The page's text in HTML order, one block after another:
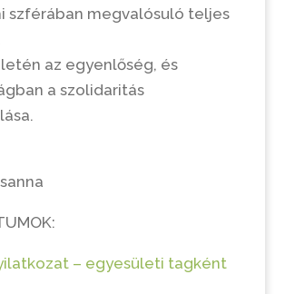
szférában megvalósuló teljes
az egyenlőség, és
a szolidaritás
– egyesületi tagként